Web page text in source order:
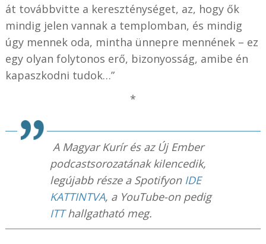
át továbbvitte a kereszténységet, az, hogy ők
mindig jelen vannak a templomban, és mindig
úgy mennek oda, mintha ünnepre mennének – ez
egy olyan folytonos erő, bizonyosság, amibe én
kapaszkodni tudok…”
*
A Magyar Kurír és az Új Ember
podcastsorozatának kilencedik,
legújabb része a Spotifyon IDE
KATTINTVA, a YouTube-on pedig
ITThallgatható meg.